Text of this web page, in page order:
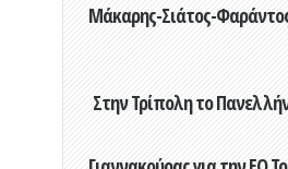
Μάκαρης-Σιάτος-
Στην Τρίπολη το